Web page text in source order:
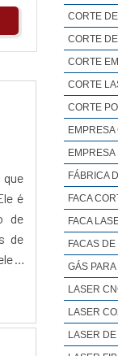
que
é
de
de
é
CORTE
CORTE
CORTE
CORTE
CORTE
EMPRESA
FÁBRICA
FACA
FACA
FACAS
GÁS
LASER
LASER
LASER